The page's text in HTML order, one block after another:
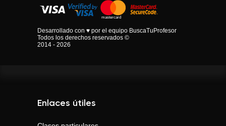
Desarrollado con ♥ por el equipo BuscaTuProfesor
Todos los derechos reservados ©
2014 - 2026
Enlaces útiles